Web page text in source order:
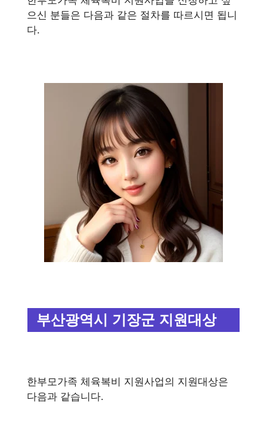
으신 분들은 다음과 같은 절차를 따르시면 됩니
다.
부산광역시 기장군 지원대상
한부모가족 체육복비 지원사업의 지원대상은
다음과 같습니다.